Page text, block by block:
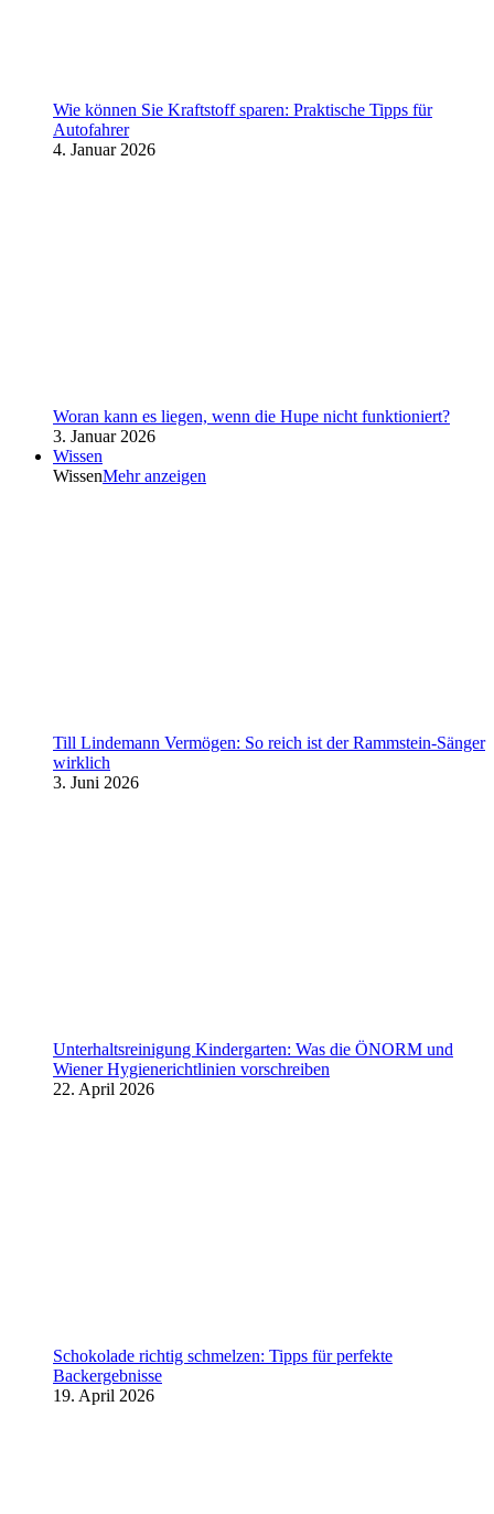
Wie können Sie Kraftstoff sparen: Praktische Tipps für
Autofahrer
4. Januar 2026
Woran kann es liegen, wenn die Hupe nicht funktioniert?
3. Januar 2026
Wissen
WissenMehr anzeigen
Till Lindemann Vermögen: So reich ist der Rammstein-Sänger
wirklich
3. Juni 2026
Unterhaltsreinigung Kindergarten: Was die ÖNORM und
Wiener Hygienerichtlinien vorschreiben
22. April 2026
Schokolade richtig schmelzen: Tipps für perfekte
Backergebnisse
19. April 2026